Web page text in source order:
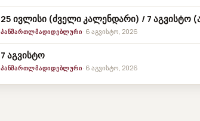
25 ივლისი (ძველი კალენდარი) / 7 აგვისტო
ᲞᲐᲜᲛᲐᲠᲗᲚᲛᲐᲓᲘᲓᲔᲑᲚᲣᲠᲘ · 6 აგვისტო, 2026
7 აგვისტო
ᲞᲐᲜᲛᲐᲠᲗᲚᲛᲐᲓᲘᲓᲔᲑᲚᲣᲠᲘ · 6 აგვისტო, 2026